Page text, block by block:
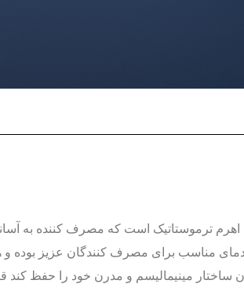
ترموستاتیک است که مصرف کننده به
مناسب برای مصرف کنندگان عزیز بوده
ساختار مینیمالیسم و مدرن خود را حفظ کند